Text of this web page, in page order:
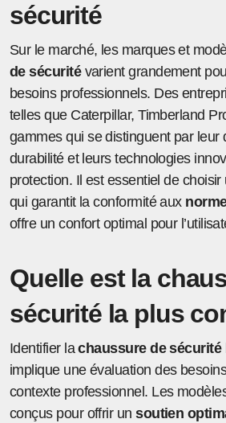
sécurité
Sur le marché, les marques et
de sécuritévarient grandement
besoins professionnels. Des
telles que Caterpillar, Timberland
gammes qui se distinguent par leur
durabilité et leurs technologies
protection. Il est essentiel de
qui garantit la conformité aux
offre un confort optimal pour
Quelle est la
sécurité la plus
Identifier lachaussure de sécurité
implique une évaluation des
contexte professionnel. Les
conçus pour offrir unsoutien